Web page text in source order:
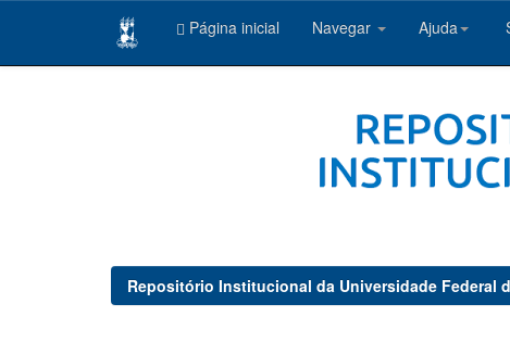
Página inicial Navegar Ajuda
Repositório Institucional da Universidade Federal